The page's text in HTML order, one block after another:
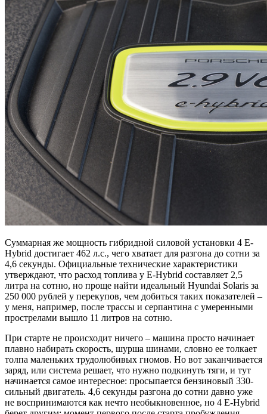
Суммарная же мощность гибридной силовой установки 4 E-
Hybrid достигает 462 л.с., чего хватает для разгона до сотни за
4,6 секунды. Официальные технические характеристики
утверждают, что расход топлива у E-Hybrid составляет 2,5
литра на сотню, но проще найти идеальный Hyundai Solaris за
250 000 рублей у перекупов, чем добиться таких показателей –
у меня, например, после трассы и серпантина с умеренными
прострелами вышло 11 литров на сотню.
При старте не происходит ничего – машина просто начинает
плавно набирать скорость, шурша шинами, словно ее толкает
толпа маленьких трудолюбивых гномов. Но вот заканчивается
заряд, или система решает, что нужно подкинуть тяги, и тут
начинается самое интересное: просыпается бензиновый 330-
сильный двигатель. 4,6 секунды разгона до сотни давно уже
не воспринимаются как нечто необыкновенное, но 4 E-Hybrid